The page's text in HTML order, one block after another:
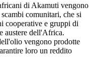
di Akamuti vengono
comunitari, che si
cooperative e gruppi di
austere dell'Africa.
vengono prodotte
loro un reddito